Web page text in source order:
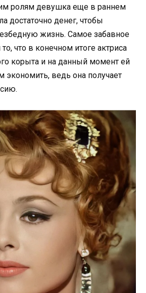
ролям девушка еще в раннем
достаточно денег, чтобы
жизнь. Самое забавное
что в конечном итоге актриса
корыта и на данный момент ей
экономить, ведь она получает